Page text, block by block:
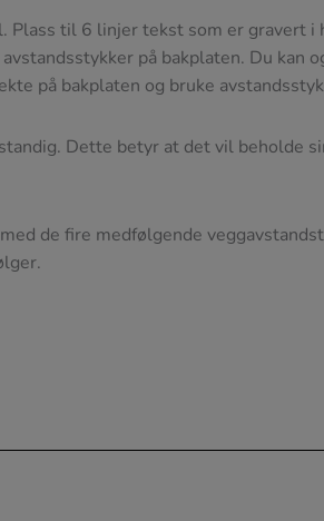
Plass til 6 linjer tekst som er gravert i
på bakplaten. Du kan
på bakplaten og bruke
Dette betyr at det vil beholde
de fire medfølgende